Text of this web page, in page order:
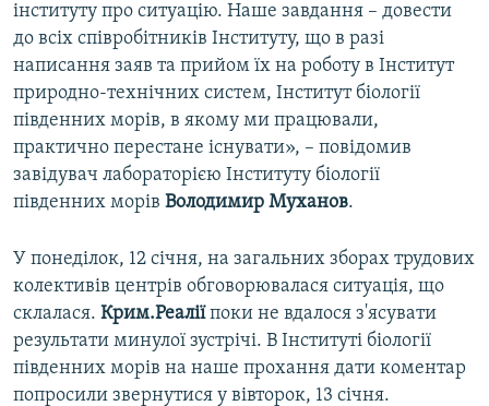
інституту про ситуацію. Наше завдання – довести
до всіх співробітників Інституту, що в разі
написання заяв та прийом їх на роботу в Інститут
природно-технічних систем, Інститут біології
південних морів, в якому ми працювали,
практично перестане існувати», – повідомив
завідувач лабораторією Інституту біології
південних морів Володимир Муханов.
У понеділок, 12 січня, на загальних зборах трудових
колективів центрів обговорювалася ситуація, що
склалася. Крим.Реаліїпоки не вдалося з'ясувати
результати минулої зустрічі. В Інституті біології
південних морів на наше прохання дати коментар
попросили звернутися у вівторок, 13 січня.